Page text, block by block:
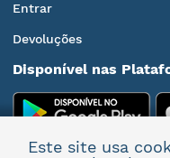
Entrar
Devoluções
Disponível nas
Este site usa